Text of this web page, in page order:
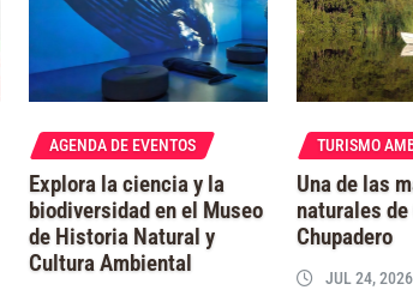
AGENDA DE EVENTOS
Explora la ciencia y la
biodiversidad en el Museo
de Historia Natural y
Cultura Ambiental
TURISMO
Una de las
naturales de
Chupadero
JUL 24, 2026